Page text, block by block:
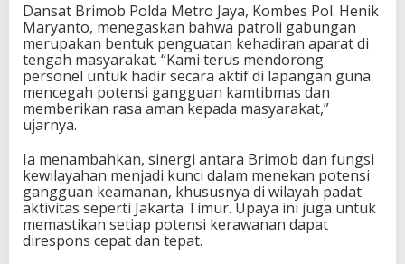
Dansat Brimob Polda Metro Jaya, Kombes Pol. Henik
Maryanto, menegaskan bahwa patroli gabungan
merupakan bentuk penguatan kehadiran aparat di
tengah masyarakat. “Kami terus mendorong
personel untuk hadir secara aktif di lapangan guna
mencegah potensi gangguan kamtibmas dan
memberikan rasa aman kepada masyarakat,”
ujarnya.
Ia menambahkan, sinergi antara Brimob dan fungsi
kewilayahan menjadi kunci dalam menekan potensi
gangguan keamanan, khususnya di wilayah padat
aktivitas seperti Jakarta Timur. Upaya ini juga untuk
memastikan setiap potensi kerawanan dapat
direspons cepat dan tepat.